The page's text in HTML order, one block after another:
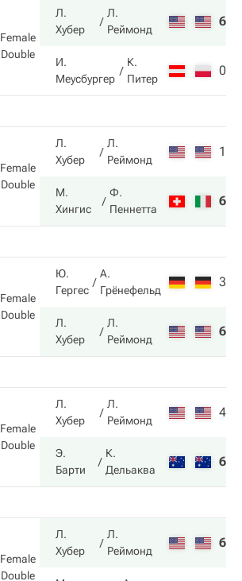
Female
Double
Л.
Хубер
Л.
Реймонд
6
И.
Меусбургер
К.
Питер
0
Female
Double
Л.
Хубер
Л.
Реймонд
1
М.
Хингис
Ф.
Пеннетта
6
Female
Double
Ю.
Гергес
А.
Грёнефельд
3
Л.
Хубер
Л.
Реймонд
6
Female
Double
Л.
Хубер
Л.
Реймонд
4
Э.
Барти
К.
Дельаква
6
Female
Double
Л.
Хубер
Л.
Реймонд
6